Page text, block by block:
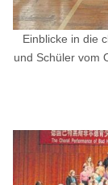
Einblicke in die
und Schüler vom